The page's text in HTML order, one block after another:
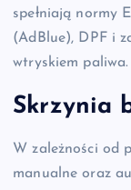
spełniają normy
(AdBlue), DPF i
wtryskiem paliwa.
Skrzynia
W zależności od
manualne oraz